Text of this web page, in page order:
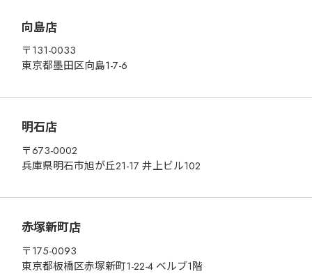
向島店
〒131-0033
東京都墨田区向島1-7-6
明石店
〒673-0002
兵庫県明石市旭が丘21-17 井上ビル102
赤塚新町店
〒175-0093
東京都板橋区赤塚新町1-22-4 ベルブ1階